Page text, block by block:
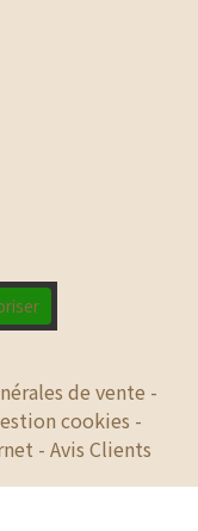
de vente
cookies
Avis Clients